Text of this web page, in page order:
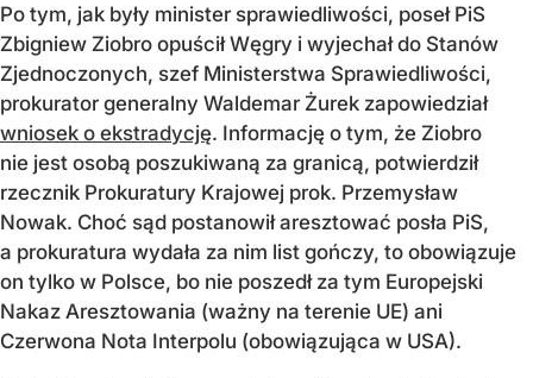
Po tym, jak były minister sprawiedliwości, poseł PiS
Zbigniew Ziobro opuścił Węgry i wyjechał do Stanów
Zjednoczonych, szef Ministerstwa Sprawiedliwości,
prokurator generalny Waldemar Żurek zapowiedział
wniosek o ekstradycję. Informację o tym, że Ziobro
nie jest osobą poszukiwaną za granicą, potwierdził
rzecznik Prokuratury Krajowej prok. Przemysław
Nowak. Choć sąd postanowił aresztować posła PiS,
a prokuratura wydała za nim list gończy, to obowiązuje
on tylko w Polsce, bo nie poszedł za tym Europejski
Nakaz Aresztowania (ważny na terenie UE) ani
Czerwona Nota Interpolu (obowiązująca w USA).